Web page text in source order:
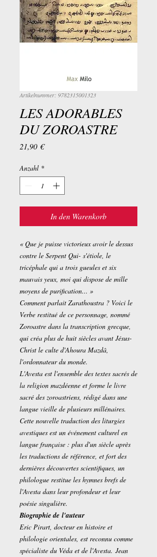
Artikelnummer: 9782315001323
LES ADORABLES
DU ZOROASTRE
21,90 €Preis
Anzahl *
In den Warenkorb
« Que je puisse victorieux avoir le dessus
contre le Serpent Qui- s'étiole, le
tricéphale qui a trois gueules et six
mauvais yeux, moi qui dispose de mille
moyens de purification... »
Comment parlait Zarathoustra ? Voici le
Verbe restitué de ce personnage, nommé
Zoroastre dans la transcription grecque,
qui créa plus de huit siècles avant Jésus-
Christ le culte d'Ahoura Mazdâ,
l'ordonnateur du monde.
L'Avesta est l'ensemble des textes sacrés de
la religion mazdéenne et forme le livre
sacré des zoroastriens, rédigé dans une
langue vieille de plusieurs millénaires.
Cette nouvelle traduction des liturgies
avestiques est un événement culturel en
langue française : plus d'un siècle après
les traductions de référence, et fort des
dernières découvertes scientifiques, un
philologue restitue les hymnes brefs de
l'Avesta dans leur profondeur et leur
poésie singulière.
Biographie de l'auteur
Eric Pirart, docteur en histoire et
philologie orientales, est reconnu comme
spécialiste du Véda et de l'Avesta. Jean